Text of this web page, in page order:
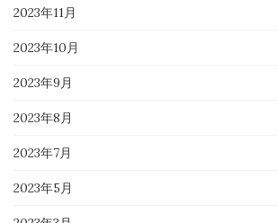
2023年11月
2023年10月
2023年9月
2023年8月
2023年7月
2023年5月